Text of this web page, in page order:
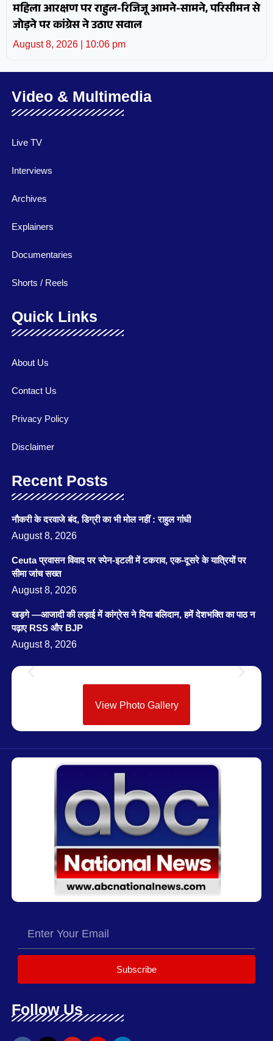
महिला आरक्षण पर राहुल-रिजिजू आमने-सामने, परिसीमन से
जोड़ने पर कांग्रेस ने उठाए सवाल
August 8, 2026 10:06 pm
Video & Multimedia
Live TV
Interviews
Archives
Explainers
Documentaries
Shorts / Reels
Quick Links
About Us
Contact Us
Privacy Policy
Disclaimer
Recent Posts
नौकरी के दरवाजे बंद, डिग्री का भी मोल नहीं : राहुल गांधी
August 8, 2026
Ceuta प्रवासन विवाद पर स्पेन-इटली में टकराव, एक-दूसरे के यात्रियों पर
सीमा जांच सख्त
August 8, 2026
खड़गे —आजादी की लड़ाई में कांग्रेस ने दिया बलिदान, हमें देशभक्ति का पाठ न
पढ़ाए RSS और BJP
August 8, 2026
View Photo Gallery
Subscribe
Follow Us